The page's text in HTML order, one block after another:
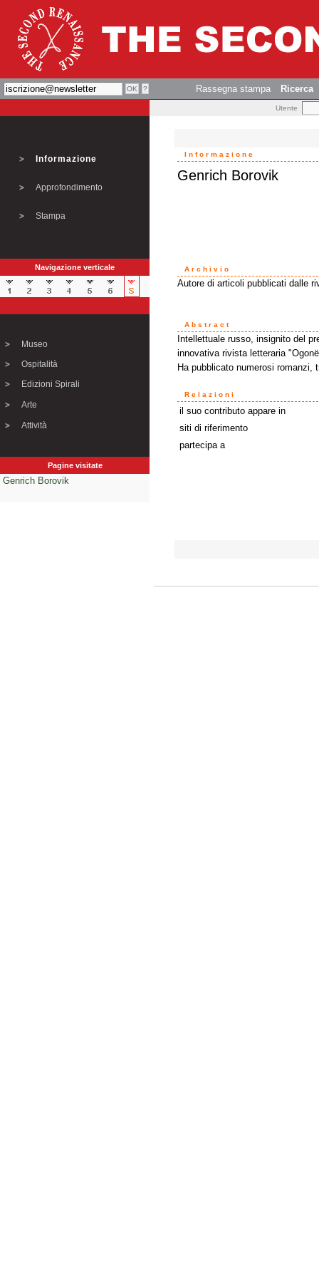
Rassegna stampa Ricerca
Utente
Informazione
Approfondimento
Stampa
Navigazione verticale
Museo
Ospitalità
Edizioni Spirali
Arte
Attività
Pagine visitate
Genrich Borovik
Informazione
Genrich Borovik
Archivio
Autore di articoli pubblicati dalle
Abstract
Intellettuale russo, insignito del
innovativa rivista letteraria
Ha pubblicato numerosi
Relazioni
il suo contributo appare in
siti di riferimento
partecipa a